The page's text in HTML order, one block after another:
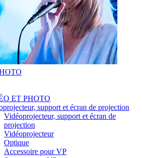
ET PHOTO
support et écran de projection
Vidéoprojecteur, support et écran de
projection
Vidéoprojecteur
Optique
Accessoire pour VP